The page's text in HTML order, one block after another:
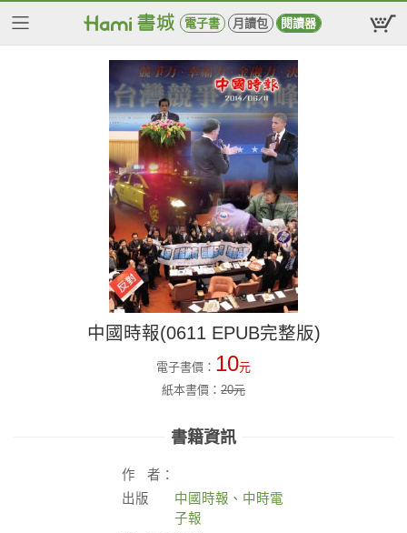
電子書 月讀包 閱讀器
中國時報(0611 EPUB完整版)
電子書價： 10元
紙本書價： 20元
書籍資訊
作
者：
出版
中國時報、中時電
子報